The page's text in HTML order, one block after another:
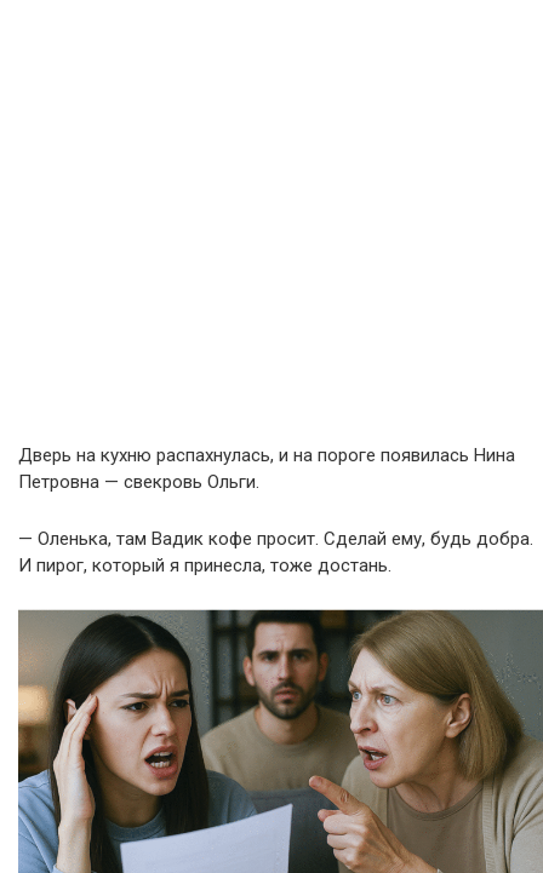
Дверь на кухню распахнулась, и на пороге появилась Нина
Петровна — свекровь Ольги.
— Оленька, там Вадик кофе просит. Сделай ему, будь добра.
И пирог, который я принесла, тоже достань.